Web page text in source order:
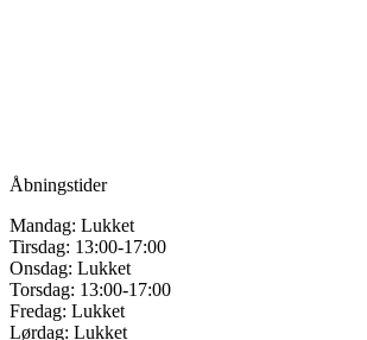
Åbningstider
Mandag: Lukket
Tirsdag: 13:00-17:00
Onsdag: Lukket
Torsdag: 13:00-17:00
Fredag: Lukket
Lørdag: Lukket